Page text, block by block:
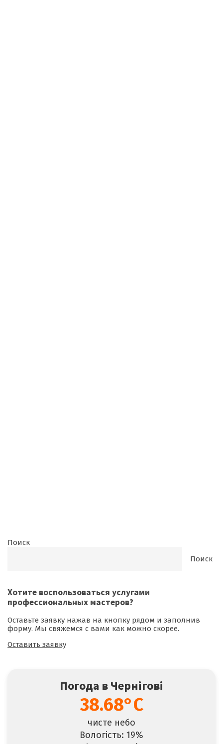
Поиск
Поиск
Хотите воспользоваться услугами
профессиональных мастеров?
Оставьте заявку нажав на кнопку рядом и заполнив
форму. Мы свяжемся с вами как можно скорее.
Оставить заявку
Погода в Чернігові
38.68°C
чисте небо
Вологість: 19%